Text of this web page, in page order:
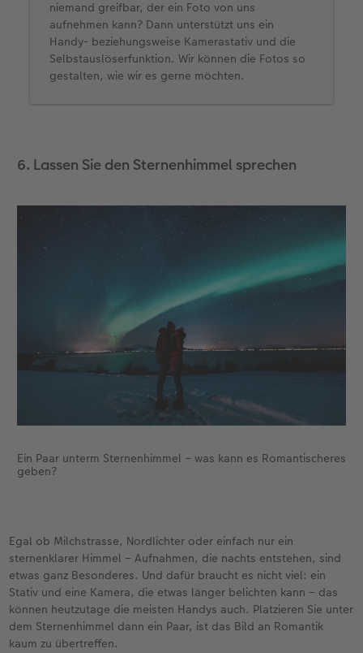
niemand greifbar, der ein Foto von uns
aufnehmen kann? Dann unterstützt uns ein
Handy- beziehungsweise Kamerastativ und die
Selbstauslöserfunktion. Wir können die Fotos so
gestalten, wie wir es gerne möchten.
6. Lassen Sie den Sternenhimmel sprechen
Ein Paar unterm Sternenhimmel – was kann es Romantischeres
geben?
Egal ob Milchstrasse, Nordlichter oder einfach nur ein
sternenklarer Himmel – Aufnahmen, die nachts entstehen, sind
etwas ganz Besonderes. Und dafür braucht es nicht viel: ein
Stativ und eine Kamera, die etwas länger belichten kann – das
können heutzutage die meisten Handys auch. Platzieren Sie unter
dem Sternenhimmel dann ein Paar, ist das Bild an Romantik
kaum zu übertreffen.